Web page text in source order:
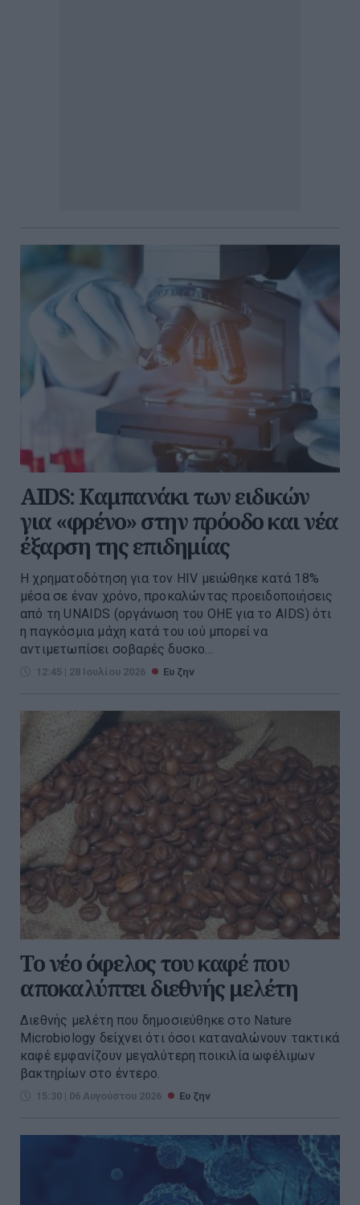
AIDS: Καμπανάκι των ειδικών
για «φρένο» στην πρόοδο και νέα
έξαρση της επιδημίας
Η χρηματοδότηση για τον HIV μειώθηκε κατά 18%
μέσα σε έναν χρόνο, προκαλώντας προειδοποιήσεις
από τη UNAIDS (οργάνωση του ΟΗΕ για το AIDS) ότι
η παγκόσμια μάχη κατά του ιού μπορεί να
αντιμετωπίσει σοβαρές δυσκο...
12:45 | 28 Ιουλίου 2026 Ευ ζην
Το νέο όφελος του καφέ που
αποκαλύπτει διεθνής μελέτη
Διεθνής μελέτη που δημοσιεύθηκε στο Nature
Microbiology δείχνει ότι όσοι καταναλώνουν τακτικά
καφέ εμφανίζουν μεγαλύτερη ποικιλία ωφέλιμων
βακτηρίων στο έντερο.
15:30 | 06 Αυγούστου 2026 Ευ ζην